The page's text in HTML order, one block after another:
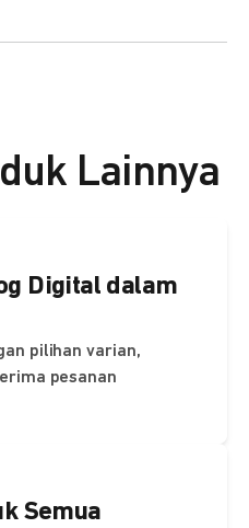
Lainnya
Digital dalam
pilihan varian,
pesanan
Semua